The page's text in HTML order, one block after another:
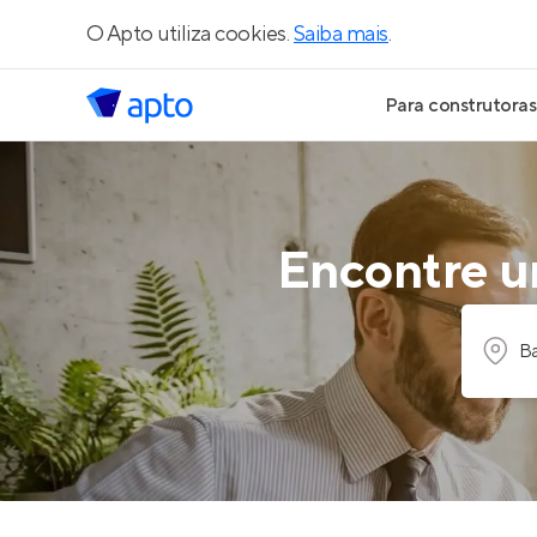
O Apto utiliza cookies.Saiba mais.
Para construtoras
Geração de
Geração de
Geração de
Maiores
Parcerias
Anunciar
Encontre